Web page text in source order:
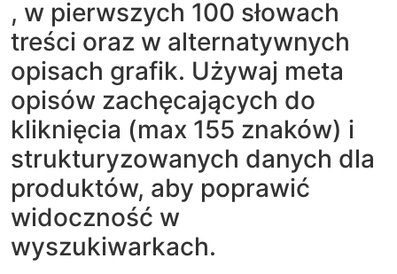
, w pierwszych 100 słowach
treści oraz w alternatywnych
opisach grafik. Używaj meta
opisów zachęcających do
kliknięcia (max 155 znaków) i
strukturyzowanych danych dla
produktów, aby poprawić
widoczność w
wyszukiwarkach.